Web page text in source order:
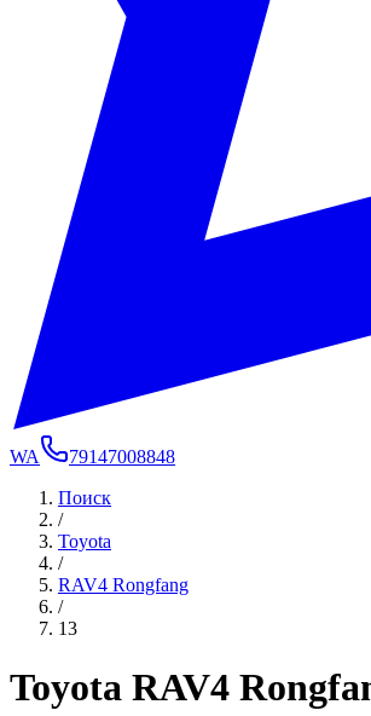
WA
79147008848
Поиск
/
Toyota
/
RAV4 Rongfang
/
13
Toyota RAV4